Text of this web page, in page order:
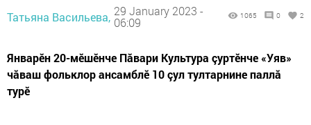
Татьяна Васильева, 29 January 2023 -
06:09
1065 0 2
Январӗн 20-мӗшӗнче Пăвари Культура çуртӗнче «Уяв»
чăваш фольклор ансамблӗ 10 çул тултарнине паллă
турӗ